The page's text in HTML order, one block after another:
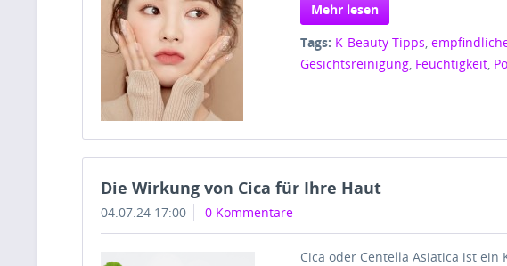
Mehr lesen
Tags: K-Beauty Tipps,
Gesichtsreinigung, Feuchtigkeit,
Die Wirkung von Cica für Ihre Haut
04.07.24 17:00 0 Kommentare
Cica oder Centella Asiatica ist